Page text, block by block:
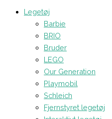
Legetøj
Barbie
BRIO
Bruder
LEGO
Our Generation
Playmobil
Schleich
Fjernstyret legetøj